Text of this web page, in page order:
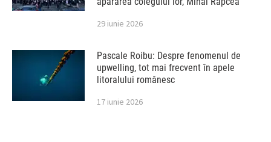
29 iunie 2026
Pascale Roibu: Despre fenomenul de
upwelling, tot mai frecvent în apele
litoralului românesc
17 iunie 2026